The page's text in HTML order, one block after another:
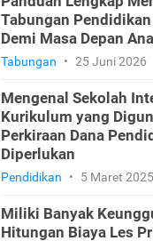
Tabungan
Demi Masa Depan
Tabungan • 25 Juni 2026
Mengenal Sekolah
Kurikulum yang
Perkiraan Dana
Diperlukan
Pendidikan • 5 Maret 2025
Miliki Banyak
Hitungan Biaya Les